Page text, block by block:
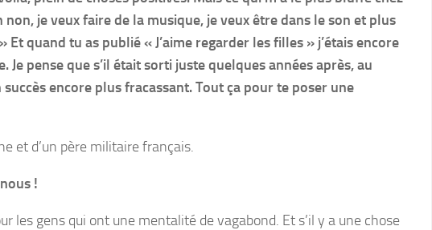
je veux faire de la musique, je veux être dans le son et plus
quand tu as publié « J’aime regarder les filles » j’étais encore
pense que s’il était sorti juste quelques années après, au
encore plus fracassant. Tout ça pour te poser une
et d’un père militaire français.
!
les gens qui ont une mentalité de vagabond. Et s’il y a une chose